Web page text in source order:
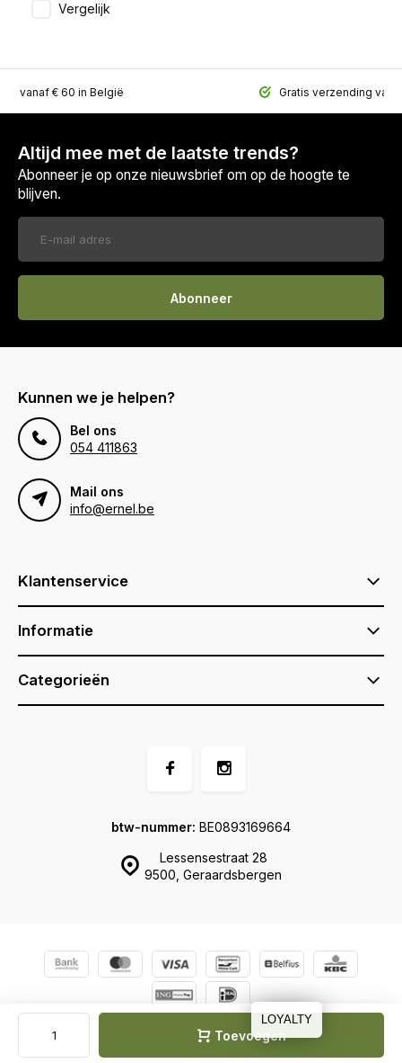
Toevoegen
Vergelijk
vanaf € 60 in België Gratis verzending
Altijd mee met de laatste trends?
Abonneer je op onze nieuwsbrief om op de hoogte te
blijven.
Abonneer
Kunnen we je helpen?
Bel ons
054 411863
Mail ons
info@ernel.be
Klantenservice
Informatie
Categorieën
Lessensestraat 28
9500, Geraardsbergen
btw-nummer: BE0893169664
LOYALTY